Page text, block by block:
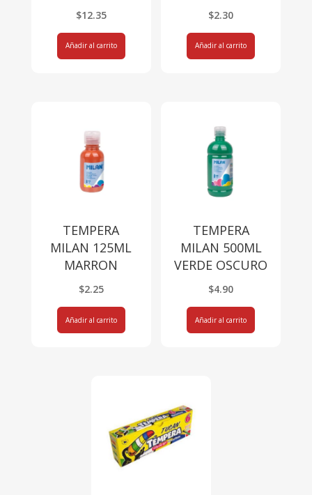
$12.35
Añadir al carrito
$2.30
Añadir al carrito
TEMPERA
MILAN 125ML
MARRON
$2.25
Añadir al carrito
TEMPERA
MILAN 500ML
VERDE OSCURO
$4.90
Añadir al carrito